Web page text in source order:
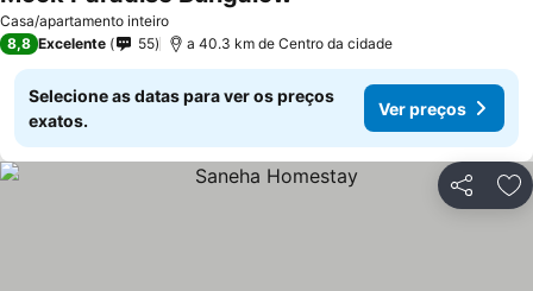
Casa/apartamento inteiro
8,8 Excelente 55 a 40.3 km de Centro da cidade
Selecione as datas para ver os preços
exatos.
Ver preços
Partilhar